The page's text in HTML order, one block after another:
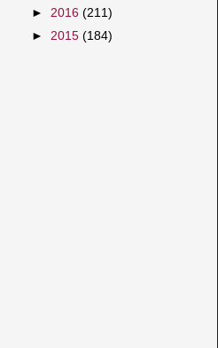
► 2016 (211)
► 2015 (184)